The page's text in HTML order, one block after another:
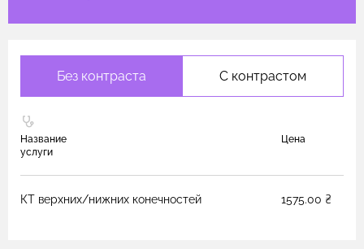
Без контраста С контрастом
Название
услуги
Цена
КТ верхних/нижних конечностей 1575.00 ₴